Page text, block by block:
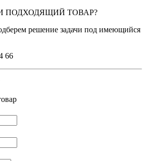
ПОДХОДЯЩИЙ ТОВАР?
решение задачи под имеющийся
66